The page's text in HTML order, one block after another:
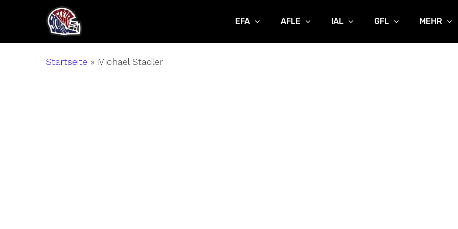
main
EFA AFLE IAL GFL MEHR
Startseite » Michael Stadler